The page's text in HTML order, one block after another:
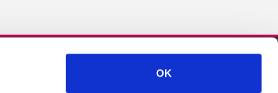
OK
Crystal